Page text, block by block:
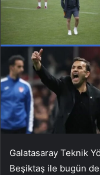
Galatasaray Teknik
Beşiktaş ile bugün